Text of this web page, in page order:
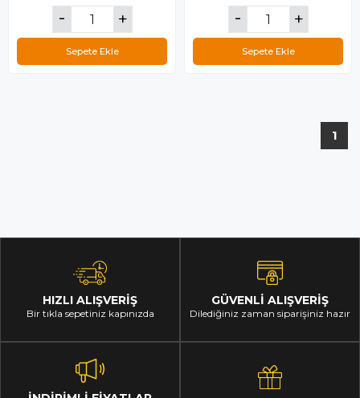
Sepete Ekle Sepete Ekle
1
HIZLI ALIŞVERİŞ
Bir tıkla sepetiniz kapınızda
GÜVENLİ ALIŞVERİŞ
Dilediğiniz zaman siparişiniz hazır